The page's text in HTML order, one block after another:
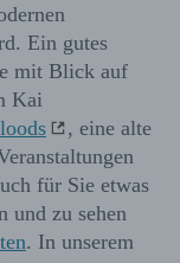
Ein gutes
mit Blick auf
Kai
, eine alte
für Sie etwas
und zu sehen
. In unserem